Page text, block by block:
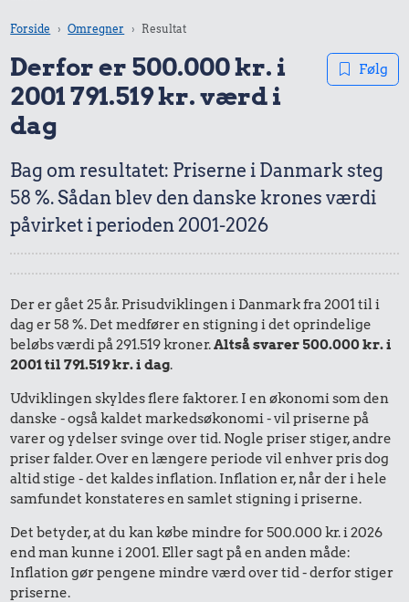
Forside Omregner Resultat
Derfor er 500.000 kr. i
2001 791.519 kr. værd i
dag
Følg
Bag om resultatet: Priserne i Danmark steg
58 %. Sådan blev den danske krones værdi
påvirket i perioden 2001-2026
Der er gået 25 år. Prisudviklingen i Danmark fra 2001 til i
dag er 58 %. Det medfører en stigning i det oprindelige
beløbs værdi på 291.519 kroner.Altså svarer 500.000 kr. i
2001 til 791.519 kr. i dag.
Udviklingen skyldes flere faktorer. I en økonomi som den
danske - også kaldet markedsøkonomi - vil priserne på
varer og ydelser svinge over tid. Nogle priser stiger, andre
priser falder. Over en længere periode vil enhver pris dog
altid stige - det kaldes inflation. Inflation er, når der i hele
samfundet konstateres en samlet stigning i priserne.
Det betyder, at du kan købe mindre for 500.000 kr. i 2026
end man kunne i 2001. Eller sagt på en anden måde:
Inflation gør pengene mindre værd over tid - derfor stiger
priserne.